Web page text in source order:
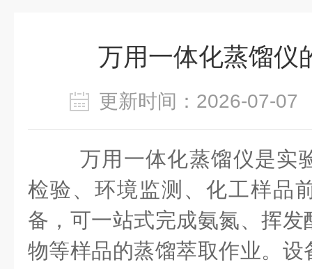
万用一体化蒸馏仪
更新时间：2026-07-
万用一体化蒸馏仪是实
检验、环境监测、化工样品
备，可一站式完成氨氮、挥
物等样品的蒸馏萃取作业。